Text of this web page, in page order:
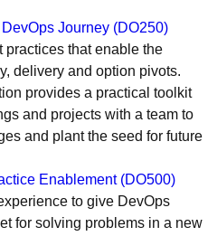
Journey (DO250)
practices that enable the
delivery and option pivots.
provides a practical toolkit
and projects with a team to
and plant the seed for future
Enablement(DO500)
to give DevOps
for solving problems in a new